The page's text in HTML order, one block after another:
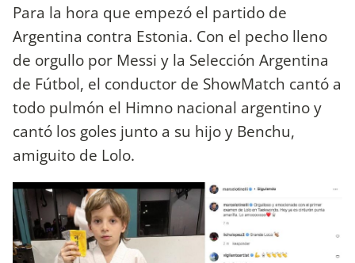
Para la hora que empezó el partido de
Argentina contra Estonia. Con el pecho lleno
de orgullo por Messi y la Selección Argentina
de Fútbol, el conductor de ShowMatch cantó a
todo pulmón el Himno nacional argentino y
cantó los goles junto a su hijo y Benchu,
amiguito de Lolo.